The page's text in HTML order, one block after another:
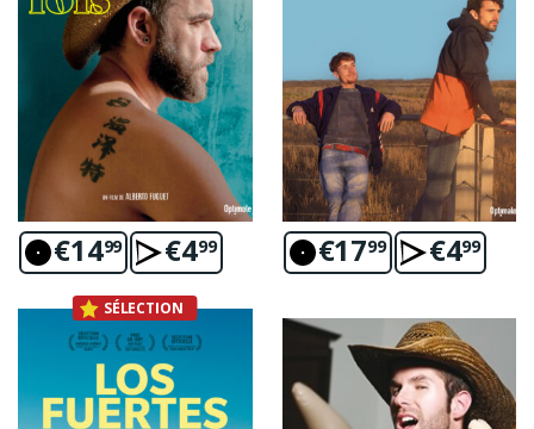
€1499 €499 €1799 €499
SÉLECTION